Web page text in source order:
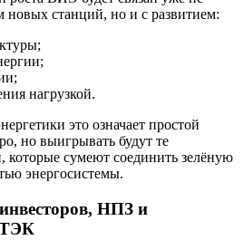
новых станций, но и с развитием:
нагрузкой.
это означает простой
но выигрывать будут те
сумеют соединить зелёную
энергосистемы.
НПЗ и
ТЭК